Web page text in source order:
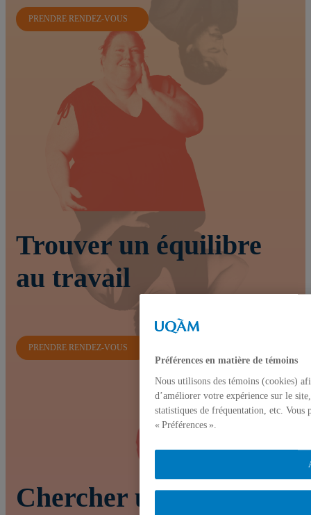
PRENDRE RENDEZ-VOUS
Trouver un équilibre
au travail
PRENDRE RENDEZ-VOUS
Chercher un emploi
Préférences en matière de témoins
Nous utilisons des témoins (cookies)
d’améliorer votre expérience sur le
statistiques de fréquentation, etc. Vous
« Préférences ».